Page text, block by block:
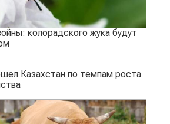
колорадского жука будут
Казахстан по темпам роста